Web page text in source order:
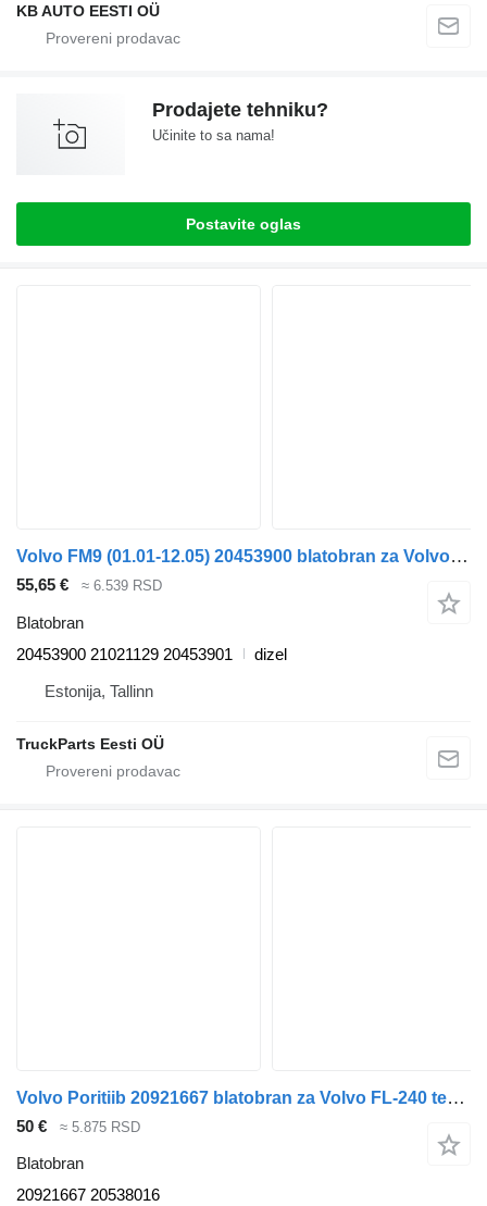
KB AUTO EESTI OÜ
Prodajete tehniku?
Učinite to sa nama!
Postavite oglas
Volvo FM9 (01.01-12.05) 20453900 blatobran za Volvo FM7-FM12, FM, FMX (1998-2014) tegljača
55,65 € ≈ 6.539 RSD
Blatobran
20453900 21021129 20453901
dizel
Estonija, Tallinn
TruckParts Eesti OÜ
Volvo Poritiib 20921667 blatobran za Volvo FL-240 tegljača
50 € ≈ 5.875 RSD
Blatobran
20921667 20538016